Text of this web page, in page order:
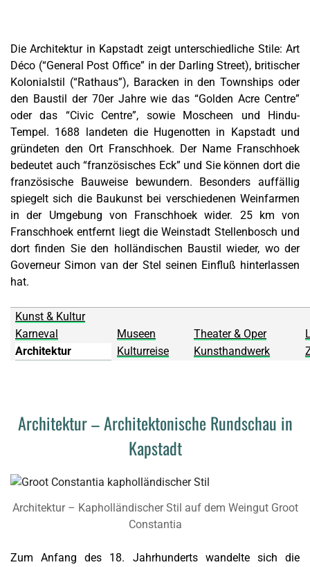
Die Architektur in Kapstadt zeigt unterschiedliche Stile: Art
Déco (“General Post Office” in der Darling Street), britischer
Kolonialstil (“Rathaus”), Baracken in den Townships oder
den Baustil der 70er Jahre wie das “Golden Acre Centre”
oder das “Civic Centre”, sowie Moscheen und Hindu-
Tempel. 1688 landeten die Hugenotten in Kapstadt und
gründeten den Ort Franschhoek. Der Name Franschhoek
bedeutet auch “französisches Eck” und Sie können dort die
französische Bauweise bewundern. Besonders auffällig
spiegelt sich die Baukunst bei verschiedenen Weinfarmen
in der Umgebung von Franschhoek wider. 25 km von
Franschhoek entfernt liegt die Weinstadt Stellenbosch und
dort finden Sie den holländischen Baustil wieder, wo der
Governeur Simon van der Stel seinen Einfluß hinterlassen
hat.
Kunst & Kultur
Karneval
Museen Theater & Oper
Architektur
Kulturreise Kunsthandwerk
Architektur – Architektonische Rundschau in
Kapstadt
Architektur – Kapholländischer Stil auf dem Weingut Groot
Constantia
Zum Anfang des 18. Jahrhunderts wandelte sich die